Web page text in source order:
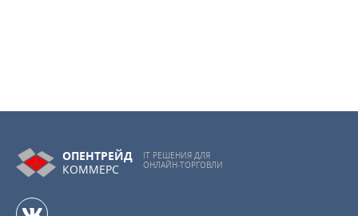
ОПЕНТРЕЙД
КОММЕРС
IT РЕШЕНИЯ ДЛЯ
ОНЛАЙН-ТОРГОВЛИ